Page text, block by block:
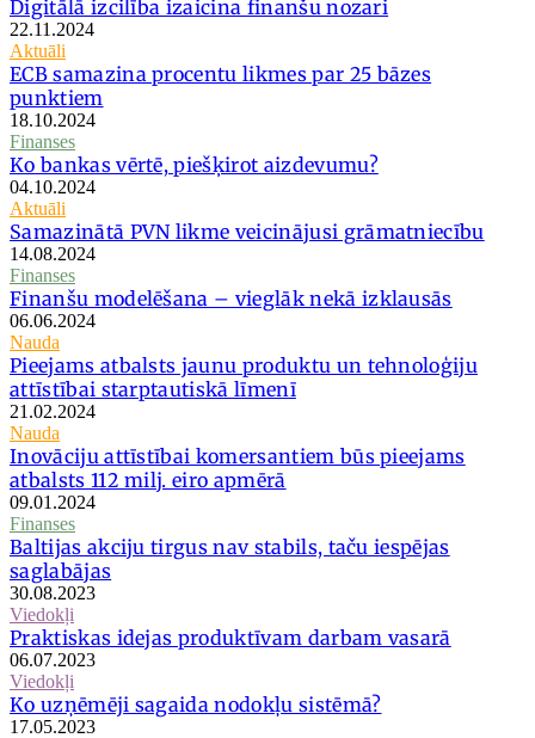
Digitālā izcilība izaicina finanšu nozari
22.11.2024
Aktuāli
ECB samazina procentu likmes par 25 bāzes
punktiem
18.10.2024
Finanses
Ko bankas vērtē, piešķirot aizdevumu?
04.10.2024
Aktuāli
Samazinātā PVN likme veicinājusi grāmatniecību
14.08.2024
Finanses
Finanšu modelēšana – vieglāk nekā izklausās
06.06.2024
Nauda
Pieejams atbalsts jaunu produktu un tehnoloģiju
attīstībai starptautiskā līmenī
21.02.2024
Nauda
Inovāciju attīstībai komersantiem būs pieejams
atbalsts 112 milj. eiro apmērā
09.01.2024
Finanses
Baltijas akciju tirgus nav stabils, taču iespējas
saglabājas
30.08.2023
Viedokļi
Praktiskas idejas produktīvam darbam vasarā
06.07.2023
Viedokļi
Ko uzņēmēji sagaida nodokļu sistēmā?
17.05.2023